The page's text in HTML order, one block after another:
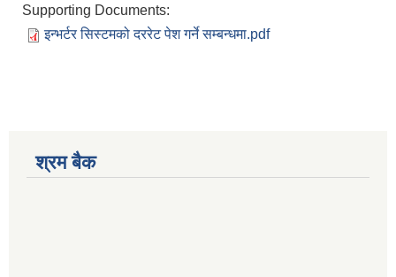
Supporting Documents:
इन्भर्टर सिस्टमको दररेट पेश गर्ने सम्बन्धमा.pdf
श्रम बैक